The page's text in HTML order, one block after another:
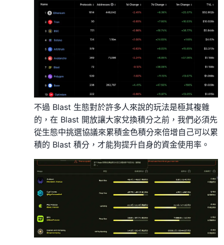
不過 Blast 生態對於許多人來說的玩法是極其複雜
的，在 Blast 開放讓大家兌換積分之前，我們必須先
從生態中挑選協議來累積金色積分來倍增自己可以累
積的 Blast 積分，才能狗提升自身的資金使用率。